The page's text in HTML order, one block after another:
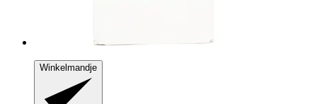
Winkelmandje